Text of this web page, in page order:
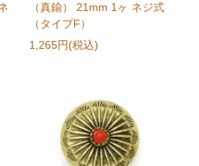
（真鍮） 21mm 1ヶ ネジ式
（タイプF）
1,265円(税込)